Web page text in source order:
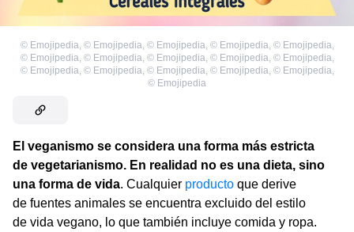
© Emojipedia, © Emojipedia, © Emojipedia, © Emojipedia, © Emojipedia,
© Emojipedia, © Emojipedia, © Emojipedia, © Emojipedia, © Emojipedia,
© Emojipedia, © Emojipedia, © Emojipedia, © Emojipedia, © Emojipedia,
© Emojipedia
El veganismo se considera una forma más estricta
de vegetarianismo. En realidad no es una dieta, sino
una forma de vida. Cualquier producto que derive
de fuentes animales se encuentra excluido del estilo
de vida vegano, lo que también incluye comida y ropa.